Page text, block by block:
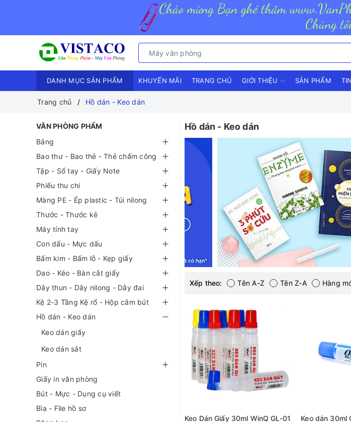
DANH MỤC SẢN PHẨM KHUYẾN MÃI TRANG CHỦ GIỚI THIỆU SẢN PHẨM
Trang chủ Hồ dán - Keo dán
VĂN PHÒNG PHẨM
Bảng
Bao thư - Bao thẻ - Thẻ chấm công
Tập - Sổ tay - Giấy Note
Phiếu thu chi
Màng PE - Ép plastic - Túi nilong
Thước - Thước kẻ
Máy tính tay
Con dấu - Mực dấu
Bấm kim - Bấm lỗ - Kẹp giấy
Dao - Kéo - Bàn cắt giấy
Dây thun - Dây nilong - Dây đai
Kệ 2-3 Tầng Kệ rổ - Hộp cắm bút
Hồ dán - Keo dán
Keo dán giấy
Keo dán sắt
Pin
Giấy in văn phòng
Bút - Mực - Dụng cụ viết
Bìa - File hồ sơ
Hồ dán - Keo dán
Xếp theo: Tên A-Z Tên Z-A Hàng
Keo Dán Giấy 30ml WinQ GL-01
Keo dán 30ml